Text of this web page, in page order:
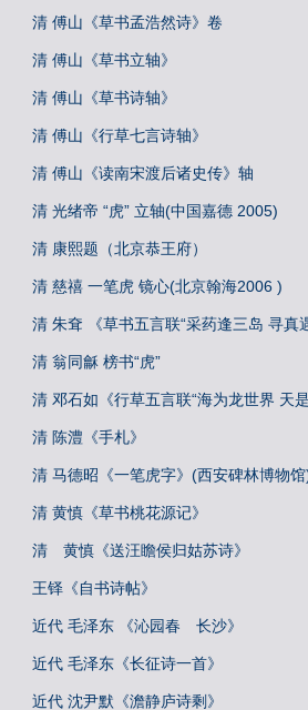
清 傅山《草书孟浩然诗》卷
清 傅山《草书立轴》
清 傅山《草书诗轴》
清 傅山《行草七言诗轴》
清 傅山《读南宋渡后诸史传》轴
清 光绪帝 “虎” 立轴(中国嘉德 2005)
清 康熙题（北京恭王府）
清 慈禧 一笔虎 镜心(北京翰海2006 )
清 朱耷 《草书五言联“采药逢三岛 寻真
清 翁同龢 榜书“虎”
清 邓石如《行草五言联“海为龙世界 天是
清 陈澧《手札》
清 马德昭《一笔虎字》(西安碑林博物馆
清 黄慎《草书桃花源记》
清 黄慎《送汪瞻侯归姑苏诗》
王铎《自书诗帖》
近代 毛泽东 《沁园春 长沙》
近代 毛泽东《长征诗一首》
近代 沈尹默《澹静庐诗剩》